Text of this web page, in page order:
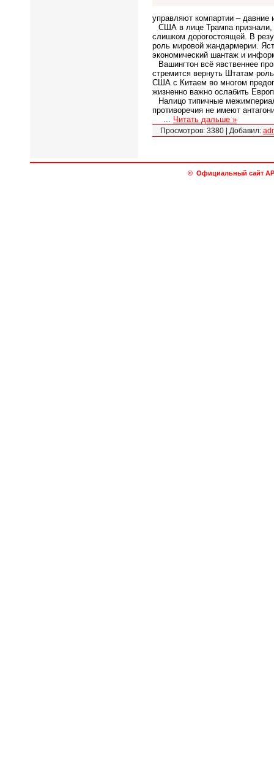
управляют компартии –
США в лице Трампа признали,
слишком дорогостоящей. В
роль мировой жандармерии.
экономический шантаж и
Вашингтон всё явственнее
стремится вернуть Штатам
США с Китаем во многом
жизненно важно ослабить
Налицо типичные
противоречия не имеют
Читать дальше »
Просмотров: 3380 | Добавил:
© Официальный сайт